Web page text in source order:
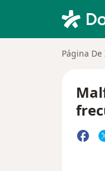
Página